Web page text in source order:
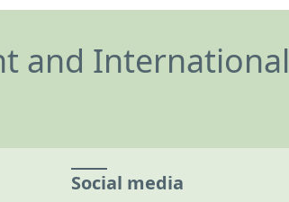
and International
Social media